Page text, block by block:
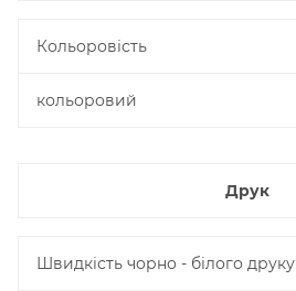
Кольоровість
кольоровий
Друк
Швидкість чорно - білого друку